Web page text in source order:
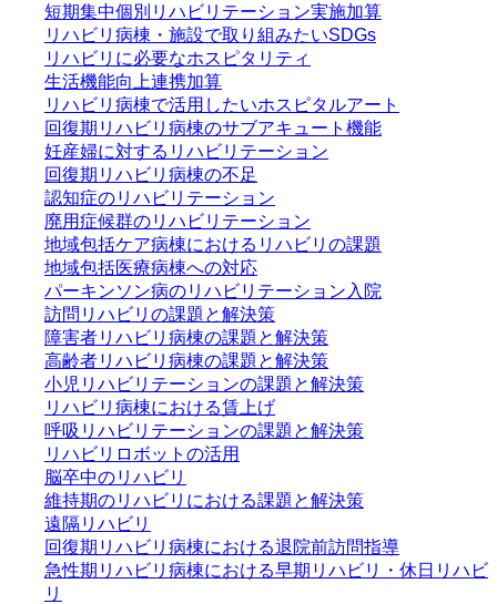
短期集中個別リハビリテーション実施加算
リハビリ病棟・施設で取り組みたいSDGs
リハビリに必要なホスピタリティ
生活機能向上連携加算
リハビリ病棟で活用したいホスピタルアート
回復期リハビリ病棟のサブアキュート機能
妊産婦に対するリハビリテーション
回復期リハビリ病棟の不足
認知症のリハビリテーション
廃用症候群のリハビリテーション
地域包括ケア病棟におけるリハビリの課題
地域包括医療病棟への対応
パーキンソン病のリハビリテーション入院
訪問リハビリの課題と解決策
障害者リハビリ病棟の課題と解決策
高齢者リハビリ病棟の課題と解決策
小児リハビリテーションの課題と解決策
リハビリ病棟における賃上げ
呼吸リハビリテーションの課題と解決策
リハビリロボットの活用
脳卒中のリハビリ
維持期のリハビリにおける課題と解決策
遠隔リハビリ
回復期リハビリ病棟における退院前訪問指導
急性期リハビリ病棟における早期リハビリ・休日リハビ
リ